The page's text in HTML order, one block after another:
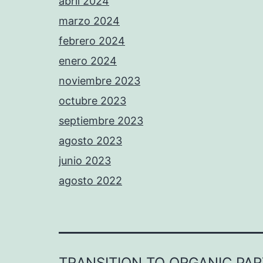
marzo 2024
febrero 2024
enero 2024
noviembre 2023
octubre 2023
septiembre 2023
agosto 2023
junio 2023
agosto 2022